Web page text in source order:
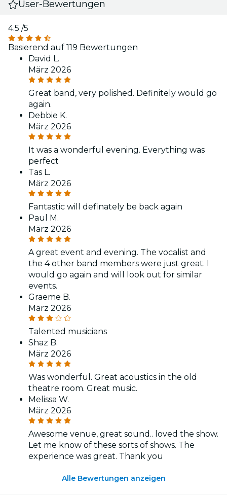
User-Bewertungen
4.5 /5
Basierend auf 119 Bewertungen
David L.
März 2026
Great band, very polished. Definitely would go
again.
Debbie K.
März 2026
It was a wonderful evening. Everything was
perfect
Tas L.
März 2026
Fantastic will definately be back again
Paul M.
März 2026
A great event and evening. The vocalist and
the 4 other band members were just great. I
would go again and will look out for similar
events.
Graeme B.
März 2026
Talented musicians
Shaz B.
März 2026
Was wonderful. Great acoustics in the old
theatre room. Great music.
Melissa W.
März 2026
Awesome venue, great sound.. loved the show.
Let me know of these sorts of shows. The
experience was great. Thank you
Alle Bewertungen anzeigen